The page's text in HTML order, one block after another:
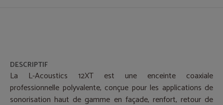
DESCRIPTIF
La L-Acoustics 12XT est une enceinte coaxiale
professionnelle polyvalente, conçue pour les applications de
sonorisation haut de gamme en façade, renfort, retour de